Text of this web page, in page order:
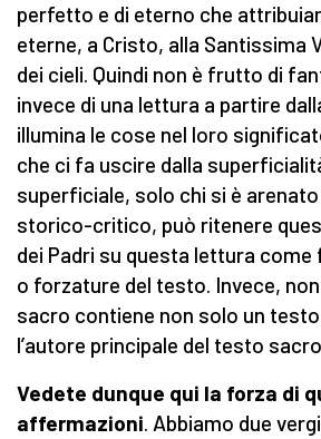
perfetto e di eterno che
eterne, a Cristo, alla Santissima
dei cieli. Quindi non è frutto di
invece di una lettura a partire
illumina le cose nel loro
che ci fa uscire dalla
superficiale, solo chi si è
storico-critico, può ritenere
dei Padri su questa lettura
o forzature del testo. Invece,
sacro contiene non solo un
l’autore principale del testo
Vedete dunque qui la forza di
affermazioni. Abbiamo due